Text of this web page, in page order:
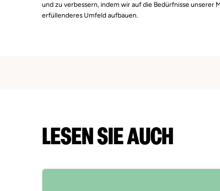
und zu verbessern, indem wir auf die Bedürfnisse unserer
erfüllenderes Umfeld aufbauen.
LESEN SIE AUCH